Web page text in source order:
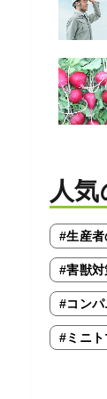
人
#生産
#害獣対
#コンパ
#ミニト